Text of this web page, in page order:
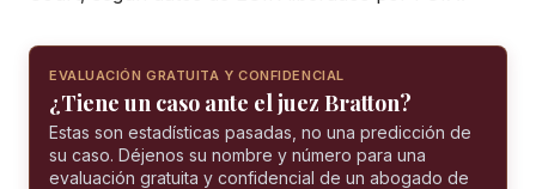
EVALUACIÓN GRATUITA Y CONFIDENCIAL
¿Tiene un caso ante el juez Bratton?
Estas son estadísticas pasadas, no una predicción de
su caso. Déjenos su nombre y número para una
evaluación gratuita y confidencial de un abogado de